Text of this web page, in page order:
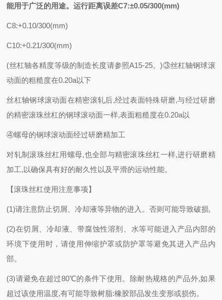
能用于广泛的用途。运行距离误差C7:±0.05/300(mm)
C8:+0.10/300(mm)
C10:+0.21/300(mm)
(丝杠轴各精度等级的制造长度请参照A15-25。)③丝杠轴钢球滚
动面的粗糙度在0.20a以下
丝杠轴钢球滚动面在精密滚轧后,经过表面特殊研磨,与经过研磨
的精密滚珠丝杠的钢球滚动面一样,表面粗糙度在0.20a以
④螺母的钢球滚动面经过研磨精加工
对轧制滚珠丝杠用螺母,也全部与精密滚珠丝杠一样,进行研磨精
加工,以确保具有好的耐久性以及平滑的运动性能。
【滚珠丝杠使用注意事项】
(1)请注意防止切屑、冷却液等异物的进入。否则可能导致破损,
(2)在切屑、冷却液、带腐蚀性溶剂、水等可能进入产品内部的
环境下使用时，请使用伸缩护罩或防护罩等避免其进入产品内
部。
(3)请避免在超过80℃的条件下使用。除耐热规格的产品外,如果
超过该使用温度,有可能导致树脂:橡胶部品发生变形或损伤。